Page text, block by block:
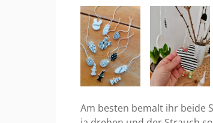
Am besten bemalt ihr beide